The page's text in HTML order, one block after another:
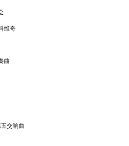
维奇
曲
交响曲